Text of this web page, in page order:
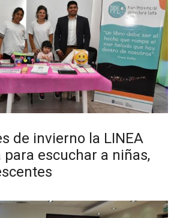
de invierno la LINEA
escuchar a niñas,